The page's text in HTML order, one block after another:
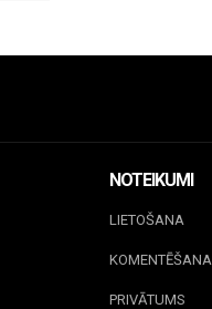
NOTEIKUMI
LIETOŠANA
KOMENTĒŠANA
PRIVĀTUMS